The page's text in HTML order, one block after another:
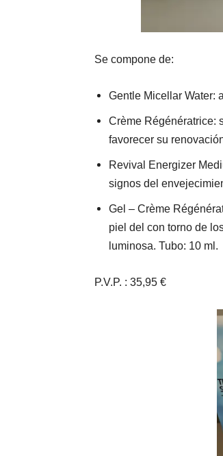
Se compone de:
Gentle Micellar Water:
Crème Régénératrice:
favorecer su
Revival Energizer
signos del
Gel – Crème
piel del con torno de
luminosa. Tubo: 10 ml.
P.V.P. : 35,95 €